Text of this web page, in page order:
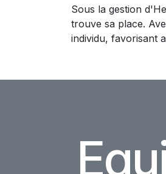
Sous la gestion
trouve sa place.
individu, favorisant